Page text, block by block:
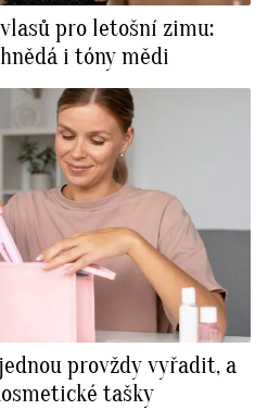
pro letošní zimu:
i tóny mědi
provždy vyřadit, a
tašky